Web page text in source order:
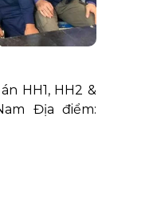
HH1, HH2 &
Địa điểm: